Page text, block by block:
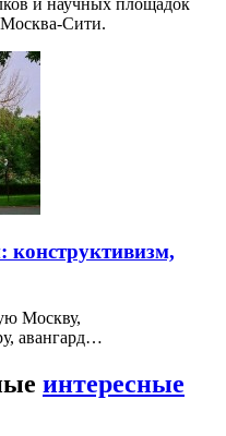
и научных площадок
Москва-Сити.
Москву,
авангард…
интересные